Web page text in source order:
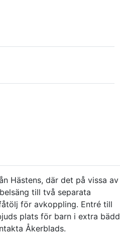
Hästens, där det på vissa av
till två separata
för avkoppling. Entré till
plats för barn i extra bädd
Åkerblads.